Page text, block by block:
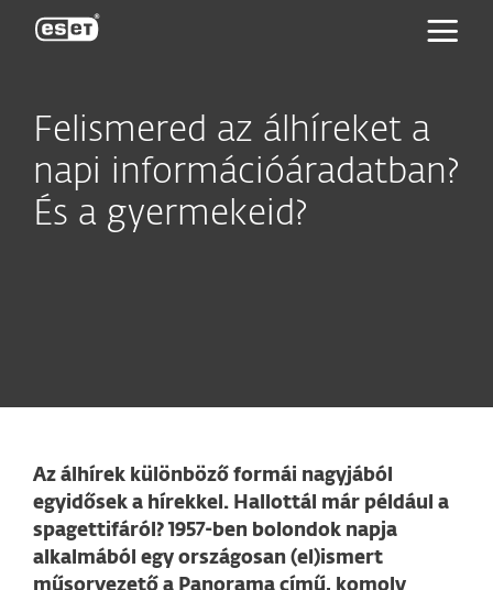
Felismered az álhíreket a
napi információáradatban?
És a gyermekeid?
Az álhírek különböző formái nagyjából
egyidősek a hírekkel. Hallottál már például a
spagettifáról? 1957-ben bolondok napja
alkalmából egy országosan (el)ismert
műsorvezető a Panorama című, komoly
ESET